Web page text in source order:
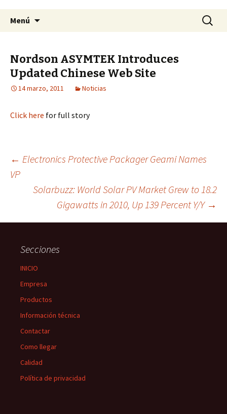
Menú Buscar:
Nordson ASYMTEK Introduces
Updated Chinese Web Site
14 marzo, 2011 Noticias
Click here for full story
Navegación
de
entradas
← Electronics Protective Packager Geami Names
VP
Solarbuzz: World Solar PV Market Grew to 18.2
Gigawatts in 2010, Up 139 Percent Y/Y →
Secciones
INICIO
Empresa
Productos
Información técnica
Contactar
Como llegar
Calidad
Política de privacidad